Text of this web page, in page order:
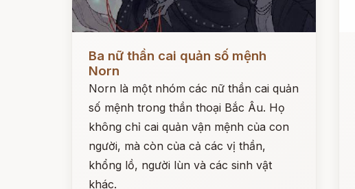
Ba nữ thần cai quản số mệnh
Norn
Norn là một nhóm các nữ thần cai quản
số mệnh trong thần thoại Bắc Âu. Họ
không chỉ cai quản vận mệnh của con
người, mà còn của cả các vị thần,
khổng lồ, người lùn và các sinh vật
khác.